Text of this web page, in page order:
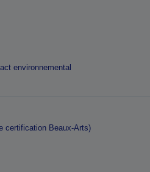
environnemental
certification Beaux-Arts)